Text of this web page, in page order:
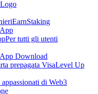
EarnStaking
Per tutti gli utenti
prepagata VisaLevel Up
di Web3